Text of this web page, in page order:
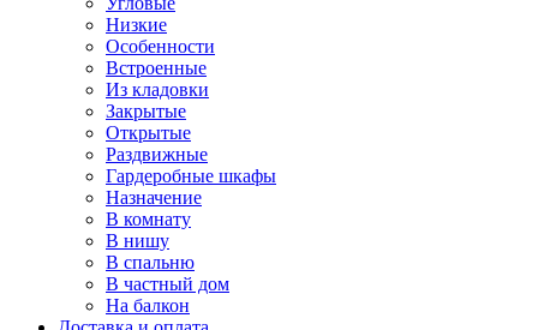
Низкие
Особенности
Встроенные
Из кладовки
Закрытые
Открытые
Раздвижные
Гардеробные шкафы
Назначение
В комнату
В нишу
В спальню
В частный дом
На балкон